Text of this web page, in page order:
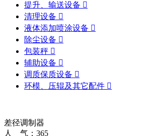
提升、输送设备 
清理设备 
液体添加喷涂设备 
除尘设备 
包装秤 
辅助设备 
调质保质设备 
环模、压辊及其它配件 
差径调制器
人 气： 365